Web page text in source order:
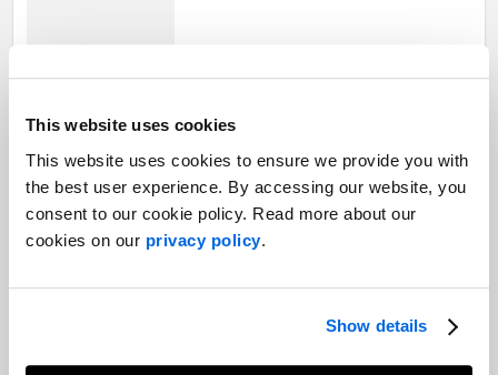
This website uses cookies
This website uses cookies to ensure we provide you with
the best user experience. By accessing our website, you
consent to our cookie policy. Read more about our
cookies on our privacy policy.
Show details
Budget 2024 de l'Alberta : restrictions
budgétaires et croissance sur fond de
volatilité des revenus
Affaires publiques et relations gouvernementales
Affaires publiques et relations gouvernementales